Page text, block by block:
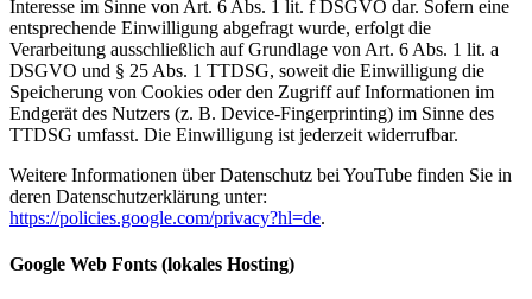
Interesse im Sinne von Art. 6 Abs. 1 lit. f DSGVO dar. Sofern eine
entsprechende Einwilligung abgefragt wurde, erfolgt die
Verarbeitung ausschließlich auf Grundlage von Art. 6 Abs. 1 lit. a
DSGVO und § 25 Abs. 1 TTDSG, soweit die Einwilligung die
Speicherung von Cookies oder den Zugriff auf Informationen im
Endgerät des Nutzers (z. B. Device-Fingerprinting) im Sinne des
TTDSG umfasst. Die Einwilligung ist jederzeit widerrufbar.
Weitere Informationen über Datenschutz bei YouTube finden Sie in
deren Datenschutzerklärung unter:
https://policies.google.com/privacy?hl=de.
Google Web Fonts (lokales Hosting)